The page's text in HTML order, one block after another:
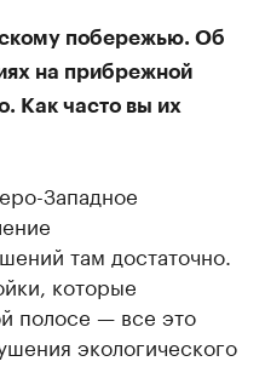
побережью. Об
на прибрежной
Как часто вы их
Западное
там достаточно.
которые
полосе — все это
экологического